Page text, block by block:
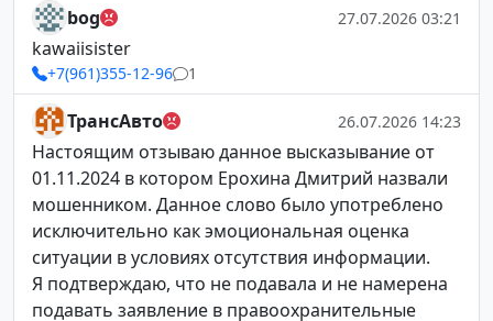
bog 27.07.2026 03:21
kawaiisister
+7(961)355-12-96 1
ТрансАвто 26.07.2026 14:23
Настоящим отзываю данное высказывание от
01.11.2024 в котором Ерохина Дмитрий назвали
мошенником. Данное слово было употреблено
исключительно как эмоциональная оценка
ситуации в условиях отсутствия информации.
Я подтверждаю, что не подавала и не намерена
подавать заявление в правоохранительные